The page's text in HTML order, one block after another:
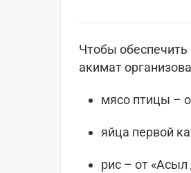
Чтобы
акимат
мясо птицы –
яйца первой
рис – от «Асыл